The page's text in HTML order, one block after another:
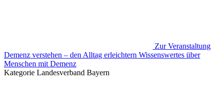
Zur Veranstaltung
Demenz verstehen – den Alltag erleichtern Wissenswertes über
Menschen mit Demenz
Kategorie Landesverband Bayern